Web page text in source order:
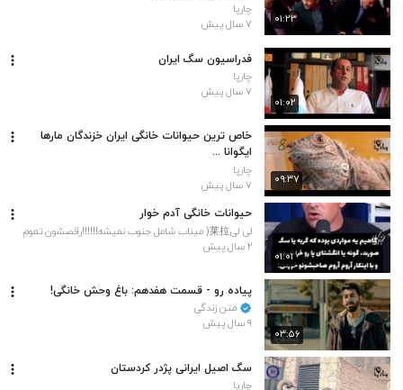
۰۱:۲۳
چارپا
۷ سال پیش
۰۱:۰۲
فدراسیون سگ ایران
چارپا
۷ سال پیش
۰۹:۳۷
خاص ترین حیوانات خانگی ایران خزندگان مارها
ایگوانا ...
چارپا
۷ سال پیش
۰۱:۰۱
حیوانات خانگی آدم خوار
لی لی莱拉( میناب شامل جنوب نمیشه!!!!!!رقصشون تموم
شده یاد جنوب افتادن)
۲ سال پیش
۰۳:۵۶
پیاده رو - قسمت هفدهم: باغ وحش خانگی!
متن زندگی
۹ سال پیش
سگ اصیل ایرانی پژدر کردستان
چارپا